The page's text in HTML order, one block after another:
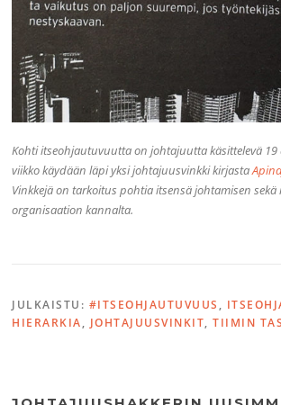
Kohti itseohjautuvuutta on johtajuutta käsittelevä 19
viikko käydään läpi yksi johtajuusvinkki kirjasta
Vinkkejä on tarkoitus pohtia itsensä johtamisen
organisaation kannalta.
JULKAISTU: #ITSEOHJAUTUVUUS,
HIERARKIA,JOHTAJUUSVINKIT,TIIMIN